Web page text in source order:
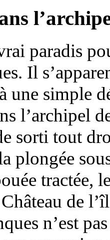
paradis
Il
une simple
l’archipel
sorti tout
plongée
tractée,
de
n’est